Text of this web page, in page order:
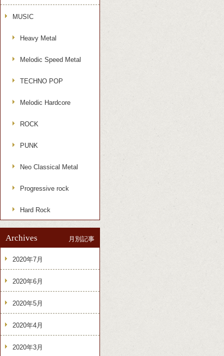
MUSIC
Heavy Metal
Melodic Speed Metal
TECHNO POP
Melodic Hardcore
ROCK
PUNK
Neo Classical Metal
Progressive rock
Hard Rock
Archives 月別記事
2020年7月
2020年6月
2020年5月
2020年4月
2020年3月